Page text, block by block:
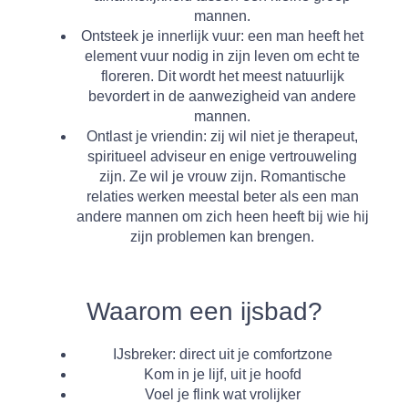
Waarom een ijsbad?
IJsbreker: direct uit je comfortzone
Kom in je lijf, uit je hoofd
Voel je flink watvrolijker
mannen.
Ontsteek je innerlijk vuur: een man heeft het
element vuur nodig in zijn leven om echt te
floreren. Dit wordt het meest natuurlijk
bevordert in de aanwezigheid van andere
mannen.
Ontlast je vriendin: zij wil niet je therapeut,
spiritueel adviseur en enige vertrouweling
zijn. Ze wil je vrouw zijn. Romantische
relaties werken meestal beter als een man
andere mannen om zich heen heeft bij wie hij
zijn problemen kan brengen.